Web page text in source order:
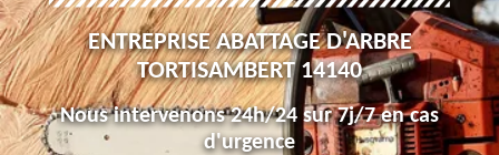
ENTREPRISE ABATTAGE D'ARBRE
TORTISAMBERT 14140
Nous intervenons 24h/24 sur 7j/7 en cas
d'urgence